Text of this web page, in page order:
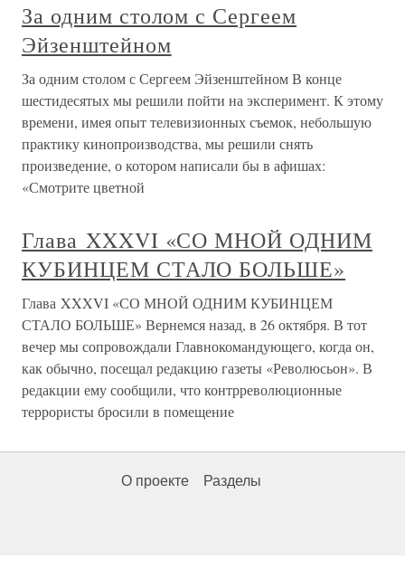
За одним столом с Сергеем
Эйзенштейном
За одним столом с Сергеем Эйзенштейном В конце
шестидесятых мы решили пойти на эксперимент. К этому
времени, имея опыт телевизионных съемок, небольшую
практику кинопроизводства, мы решили снять
произведение, о котором написали бы в афишах:
«Смотрите цветной
Глава XXXVI «СО МНОЙ ОДНИМ
КУБИНЦЕМ СТАЛО БОЛЬШЕ»
Глава XXXVI «СО МНОЙ ОДНИМ КУБИНЦЕМ
СТАЛО БОЛЬШЕ» Вернемся назад, в 26 октября. В тот
вечер мы сопровождали Главнокомандующего, когда он,
как обычно, посещал редакцию газеты «Революсьон». В
редакции ему сообщили, что контрреволюционные
террористы бросили в помещение
О проекте Разделы